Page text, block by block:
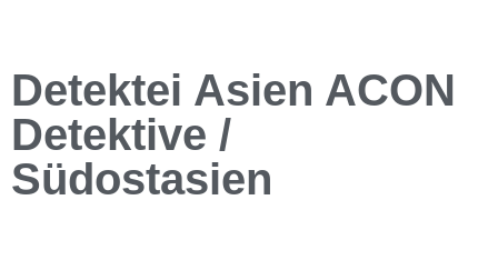
Detektei Asien ACON
Detektive /
Südostasien